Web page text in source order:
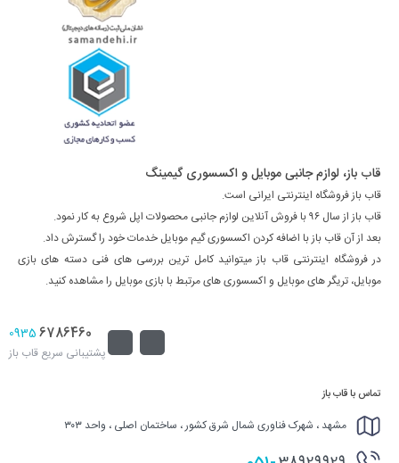
قاب باز، لوازم جانبی موبایل و اکسسوری گیمینگ
قاب باز فروشگاه اینترنتی ایرانی است.
قاب باز از سال ۹۶ با فروش آنلاین لوازم جانبی محصولات اپل شروع به کار نمود.
بعد از آن قاب باز با اضافه کردن اکسسوری گیم موبایل خدمات خود را گسترش داد.
در فروشگاه اینترنتی قاب باز میتوانید کامل ترین بررسی های فنی دسته های بازی
موبایل، تریگر های موبایل و اکسسوری های مرتبط با بازی موبایل را مشاهده کنید.
6786460
0935
پشتیبانی سریع قاب باز
تماس با قاب باز
مشهد ، شهرک فناوری شمال شرق کشور ، ساختمان اصلی ، واحد ۳۰۳